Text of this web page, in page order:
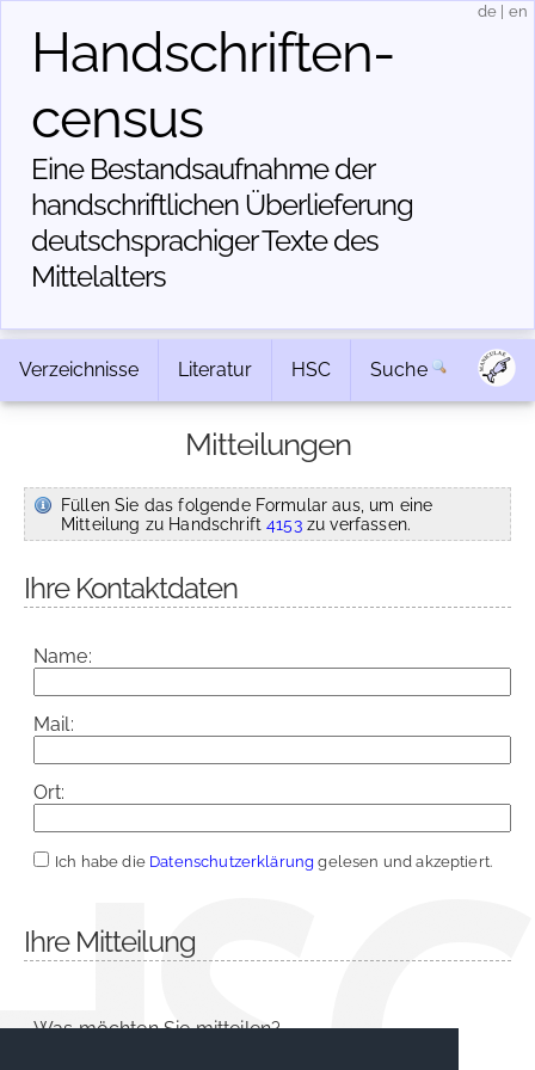
Handschriften­
census
Eine Bestandsaufnahme der
handschriftlichen Über­lieferung
deutschsprachiger Texte des
Mittelalters
de en
Verzeichnisse Literatur HSC Suche
Mitteilungen
Füllen Sie das folgende Formular aus, um eine
Mitteilung zu Handschrift4153zu verfassen.
Ihre Kontaktdaten
Name:
Mail:
Ort:
Ich habe die Datenschutzerklärung gelesen und akzeptiert.
Ihre Mitteilung
Was möchten Sie mitteilen?